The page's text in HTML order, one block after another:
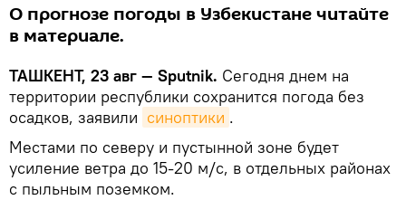
О прогнозе погоды в Узбекистане читайте
в материале.
ТАШКЕНТ, 23 авг — Sputnik. Сегодня днем на
территории республики сохранится погода без
осадков, заявили синоптики .
Местами по северу и пустынной зоне будет
усиление ветра до 15-20 м/с, в отдельных районах
с пыльным поземком.